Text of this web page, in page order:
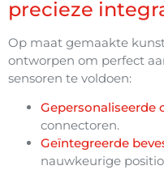
precieze
Op maat gemaakte
ontworpen om perfect
sensoren te voldoen:
Gepersonaliseerde
connectoren.
Geïntegreerde
nauwkeurige